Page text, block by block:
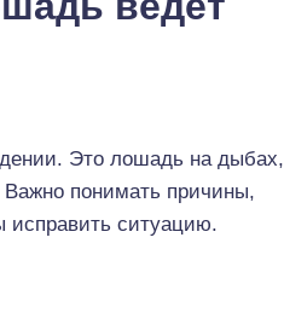
Это лошадь на дыбах,
Важно понимать причины,
исправить ситуацию.